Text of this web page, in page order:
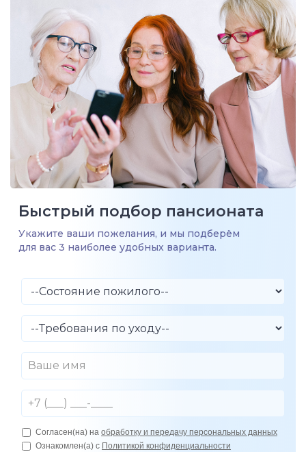
Быстрый подбор пансионата
Укажите ваши пожелания, и мы подберём
для вас 3 наиболее удобных варианта.